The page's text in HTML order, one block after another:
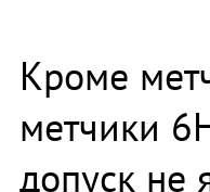
Кроме
метчики
допуск не